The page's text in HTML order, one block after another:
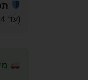
(עד 24 שעות), נעילת ילדים, ותאורה פנימית נוחה.